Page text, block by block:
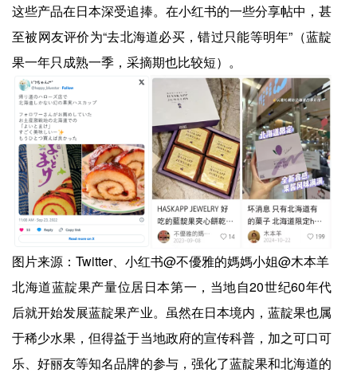
这些产品在日本深受追捧。在小红书的一些分享帖中，甚
至被网友评价为“去北海道必买，错过只能等明年”（蓝靛
果一年只成熟一季，采摘期也比较短）。
图片来源：Twitter、小红书@不優雅的媽媽小姐@木本羊
北海道蓝靛果产量位居日本第一，当地自20世纪60年代
后就开始发展蓝靛果产业。虽然在日本境内，蓝靛果也属
于稀少水果，但得益于当地政府的宣传科普，加之可口可
乐、好丽友等知名品牌的参与，强化了蓝靛果和北海道的